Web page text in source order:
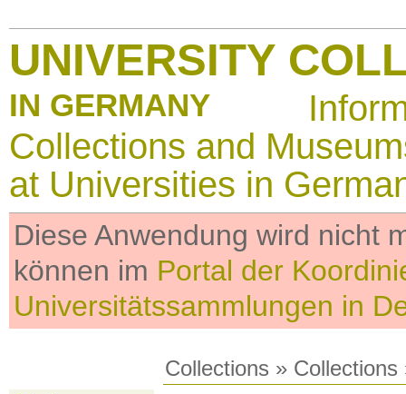
UNIVERSITY
IN GERMANY
Collections and
at Universities in
Diese Anwendung wird nicht
können im Portal der
Universitätssammlungen in
Collections » Collections